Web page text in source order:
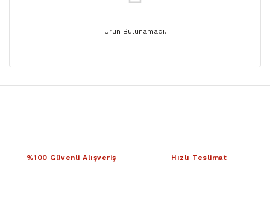
Ürün Bulunamadı.
%100 Güvenli Alışveriş Hızlı Teslimat